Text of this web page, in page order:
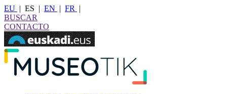
EU | ES | EN | FR
|
BUSCAR
CONTACTO